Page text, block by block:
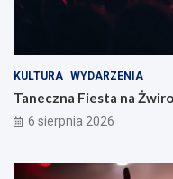
KULTURA WYDARZENIA
Taneczna Fiesta na
6 sierpnia 2026